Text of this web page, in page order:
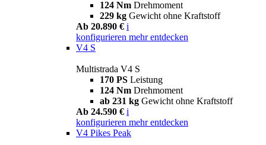
124 Nm Drehmoment
229 kg Gewicht ohne Kraftstoff
Ab 20.890 € i
konfigurieren mehr entdecken
V4 S
Multistrada V4 S
170 PS Leistung
124 Nm Drehmoment
ab 231 kg Gewicht ohne Kraftstoff
Ab 24.590 € i
konfigurieren mehr entdecken
V4 Pikes Peak